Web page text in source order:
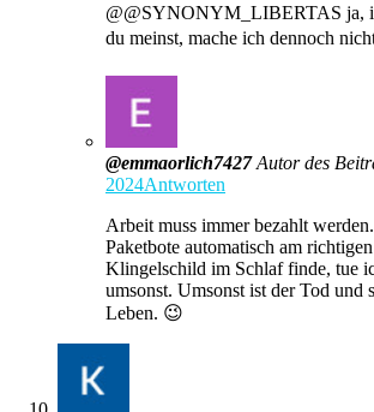
@@SYNONYM_LIBERTAS ja,
du meinst, mache ich dennoch
@emmaorlich7427 Autor des
2024Antworten
Arbeit muss immer bezahlt
Paketbote automatisch am
Klingelschild im Schlaf finde, tue
umsonst. Umsonst ist der Tod und
Leben. 😉